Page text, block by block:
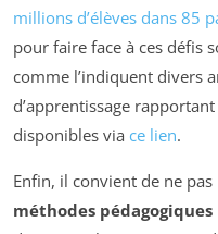
millions d’élèves dans 85
pour faire face à ces défis
comme l’indiquent divers
d’apprentissage
disponibles via ce lien.
Enfin, il convient de ne
méthodes pédagogiques